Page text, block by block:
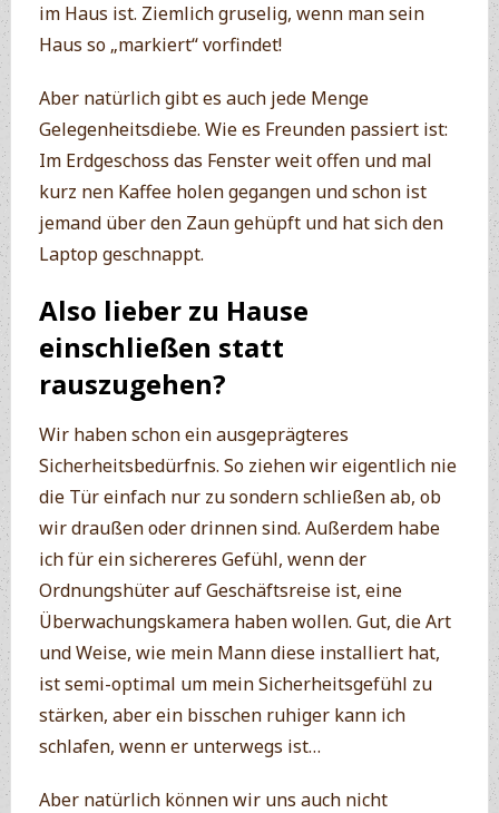
im Haus ist. Ziemlich gruselig, wenn man sein
Haus so „markiert“ vorfindet!
Aber natürlich gibt es auch jede Menge
Gelegenheitsdiebe. Wie es Freunden passiert ist:
Im Erdgeschoss das Fenster weit offen und mal
kurz nen Kaffee holen gegangen und schon ist
jemand über den Zaun gehüpft und hat sich den
Laptop geschnappt.
Also lieber zu Hause
einschließen statt
rauszugehen?
Wir haben schon ein ausgeprägteres
Sicherheitsbedürfnis. So ziehen wir eigentlich nie
die Tür einfach nur zu sondern schließen ab, ob
wir draußen oder drinnen sind. Außerdem habe
ich für ein sichereres Gefühl, wenn der
Ordnungshüter auf Geschäftsreise ist, eine
Überwachungskamera haben wollen. Gut, die Art
und Weise, wie mein Mann diese installiert hat,
ist semi-optimal um mein Sicherheitsgefühl zu
stärken, aber ein bisschen ruhiger kann ich
schlafen, wenn er unterwegs ist…
Aber natürlich können wir uns auch nicht